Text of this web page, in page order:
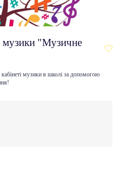
музики "Музичне
музики в школі за допомогою